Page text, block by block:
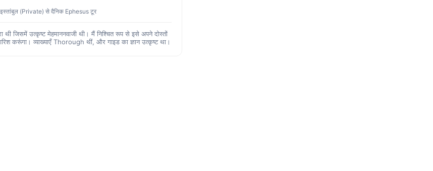
इस्तांबुल (Private) से दैनिक Ephesus टूर
थी जिसमें उत्कृष्ट मेहमाननवाजी थी। मैं निश्चित रूप से इसे अपने दोस्तों
करूंगा। व्याख्याएँ Thorough थीं, और गाइड का ज्ञान उत्कृष्ट था।